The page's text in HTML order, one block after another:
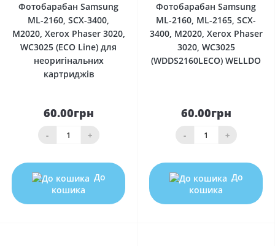
Фотобарабан Samsung
ML-2160, SCX-3400,
M2020, Xerox Phaser 3020,
WC3025 (ECO Line) для
неоригінальних
картриджів
60.00грн
- +
До
кошика
Фотобарабан Samsung
ML-2160, ML-2165, SCX-
3400, M2020, Xerox Phaser
3020, WC3025
(WDDS2160LECO) WELLDO
60.00грн
- +
До
кошика